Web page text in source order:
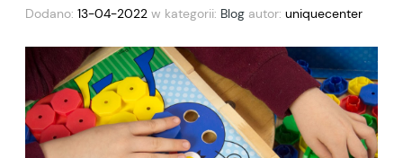
Dodano: 13-04-2022 w kategorii: Blog autor: uniquecenter